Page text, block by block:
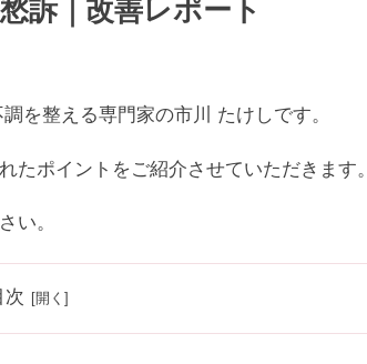
訴｜改善レポート
を整える専門家の市川 たけしです。
たポイントをご紹介させていただきます。
い。
次